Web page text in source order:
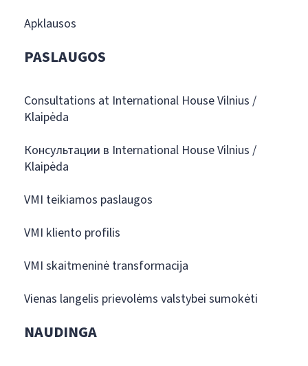
Apklausos
PASLAUGOS
Consultations at International House Vilnius /
Klaipėda
Консультации в International House Vilnius /
Klaipėda
VMI teikiamos paslaugos
VMI kliento profilis
VMI skaitmeninė transformacija
Vienas langelis prievolėms valstybei sumokėti
NAUDINGA